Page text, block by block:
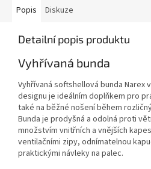
Popis Diskuze
Detailní popis produktu
Vyhřívaná bunda
Vyhřívaná softshellová bunda Narex
designu je ideálním doplňkem pro
také na běžné nošení během
Bunda je prodyšná a odolná proti
množstvím vnitřních a vnějších
ventilačními zipy, odnímatelnou
praktickými návleky na palec.